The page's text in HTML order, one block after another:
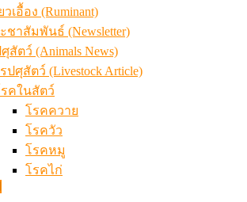
เอื้อง (Ruminant)
ชาสัมพันธ์ (Newsletter)
สัตว์ (Animals News)
ปศุสัตว์ (Livestock Article)
คในสัตว์
โรคควาย
โรควัว
โรคหมู
โรคไก่